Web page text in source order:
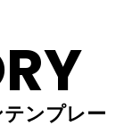
ンプレー